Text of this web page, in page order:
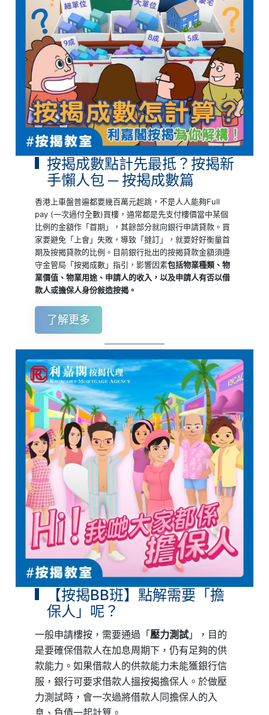
按揭成數點計先最抵？按揭新
手懶人包 ─ 按揭成數篇
香港上車盤普遍都要幾百萬元起跳，不是人人能夠Full
pay (一次過付全數)買樓，通常都是先支付樓價當中某個
比例的金額作「首期」，其餘部分就向銀行申請貸款。買
家要避免「上會」失敗，導致「撻訂」，就要好好衡量首
期及按揭貸款的比例。目前銀行批出的按揭貸款金額須遵
守金管局「按揭成數」指引，影響因素包括物業種類、物
業價值、物業用途、申請人的收入，以及申請人有否以借
款人或擔保人身份敍造按揭。
了解更多
【按揭BB班】點解需要「擔
保人」呢？
一般申請樓按，需要通過「壓力測試」，目的
是要確保借款人在加息周期下，仍有足夠的供
款能力。如果借款人的供款能力未能獲銀行信
服，銀行可要求借款人搵按揭擔保人。於做壓
力測試時，會一次過將借款人同擔保人的入